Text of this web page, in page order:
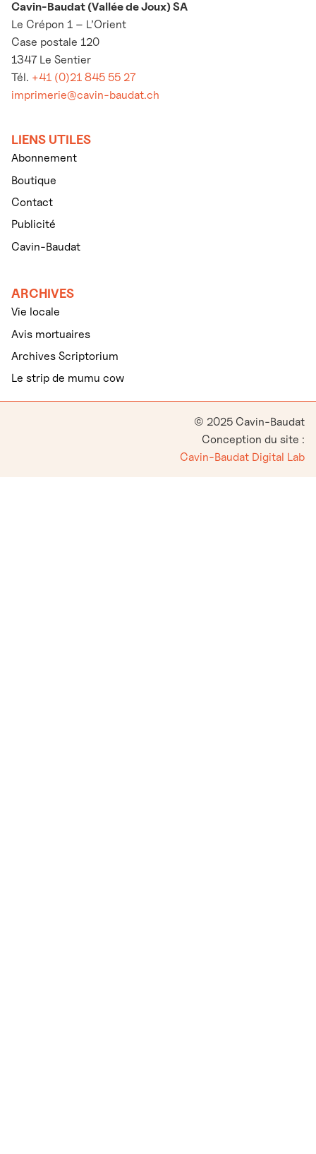
Cavin-Baudat (Vallée de Joux) SA
Le Crépon 1 – L’Orient
Case postale 120
1347 Le Sentier
Tél. +41 (0)21 845 55 27
imprimerie@cavin-baudat.ch
LIENS UTILES
Abonnement
Boutique
Contact
Publicité
Cavin-Baudat
ARCHIVES
Vie locale
Avis mortuaires
Archives Scriptorium
Le strip de mumu cow
© 2025 Cavin-Baudat
Conception du site :
Cavin-Baudat Digital Lab